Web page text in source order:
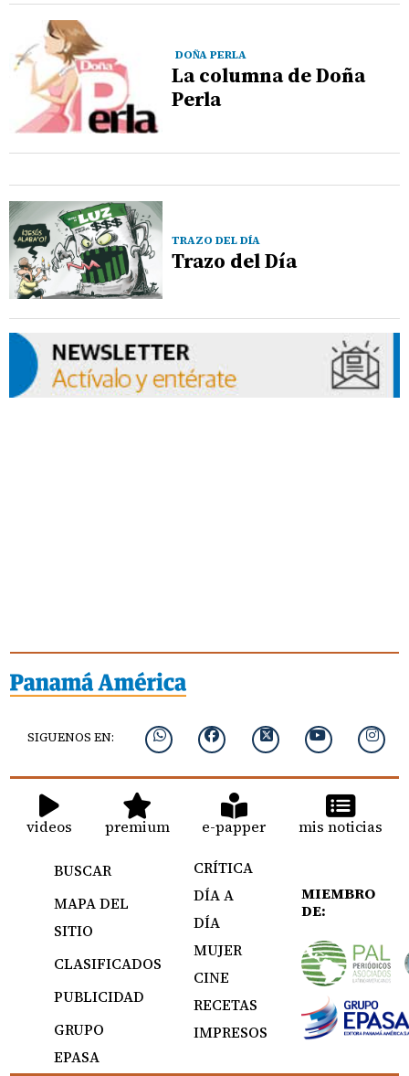
DOÑA PERLA
La columna de Doña
Perla
TRAZO DEL DÍA
Trazo del Día
SIGUENOS EN:
videos premium e-papper mis noticias
BUSCAR
MAPA DEL
SITIO
CLASIFICADOS
PUBLICIDAD
GRUPO
EPASA
CRÍTICA
DÍA A
DÍA
MUJER
CINE
RECETAS
IMPRESOS
MIEMBRO
DE: